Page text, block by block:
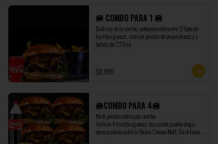
🍔 COMBO PARA 1 🍔
Disfruta de tu combo, seleccionando entre 3 tipos de
hamburguesas, incluye porción de papas chicas y y
bebida de 220ml
$8.990
🍔COMBO PARA 4🍔
No te pierdas este super combo.
Incluye 4 hamburguesas, las cuales puedes elegir
como quieras entre la Bacon Chesse Melt, Dark Forest,